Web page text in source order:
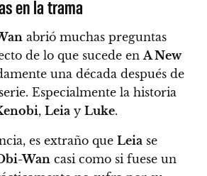
en la trama
abrió muchas preguntas
de lo que sucede en A New
una década después de
Especialmente la historia
, Leia y Luke.
es extraño que Leia se
Wan casi como si fuese un